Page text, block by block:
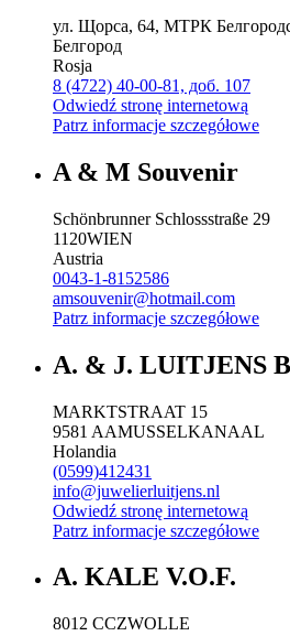
ул. Щорса, 64, МТРК
Белгород
Rosja
8 (4722) 40-00-81, доб. 107
Odwiedź stronę internetową
Patrz informacje szczegółowe
A & M Souvenir
Schönbrunner Schlossstraße 29
1120WIEN
Austria
0043-1-8152586
amsouvenir@hotmail.com
Patrz informacje szczegółowe
A. & J. LUITJENS
MARKTSTRAAT 15
9581 AAMUSSELKANAAL
Holandia
(0599)412431
info@juwelierluitjens.nl
Odwiedź stronę internetową
Patrz informacje szczegółowe
A. KALE V.O.F.
8012 CCZWOLLE